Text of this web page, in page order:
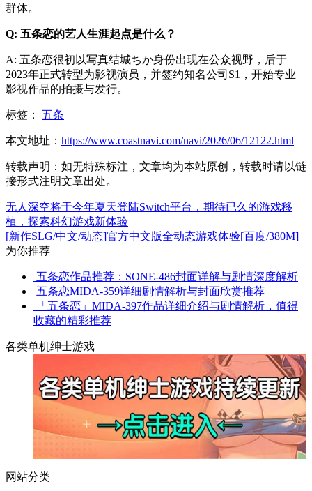
群体。
Q: 五条恋的艺人生涯起点是什么？
A: 五条恋很初以写真结城ちか身份出现在公众视野，后于
2023年正式转型为影视演员，并签约知名公司S1，开始专业
影视作品的拍摄与发行。
标签： 五条
本文地址： https://www.coastnavi.com/navi/2026/06/12122.html
转载声明： 如无特殊标注，文章均为本站原创，转载时请以链
接形式注明文章出处。
无人深空将于今年夏天登陆Switch平台，期待已久的游戏移
植，探索科幻游戏新体验
[新作SLG/中文/动态]官方中文版全动态游戏体验[百度/380M]
为你推荐
五条恋作品推荐：SONE-486封面详解与剧情深度解析
五条恋MIDA-359详细剧情解析与封面欣赏推荐
「五条恋」MIDA-397作品详细介绍与剧情解析，值得
收藏的精彩推荐
各类单机绅士游戏
网站分类